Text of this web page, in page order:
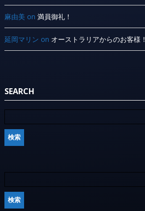
麻由美 on 満員御礼！
延岡マリン on オーストラリアからのお客様！
SEARCH